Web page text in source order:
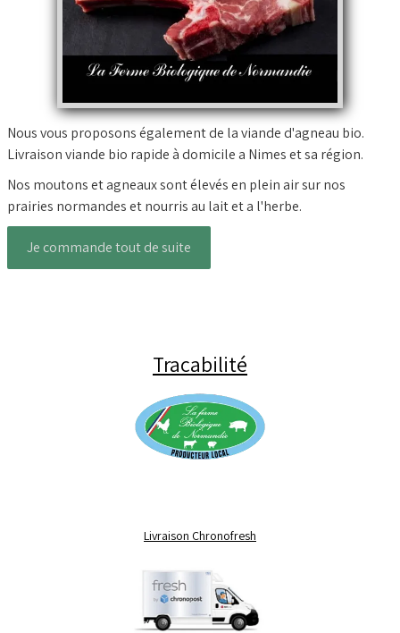
Nous vous proposons également de la viande d'agneau bio.
Livraison viande bio rapide à domicile a Nimes et sa région.
Nos moutons et agneaux sont élevés en plein air sur nos
prairies normandes et nourris au lait et a l'herbe.
Je commande tout de suite
Tracabilité
Livraison Chronofresh